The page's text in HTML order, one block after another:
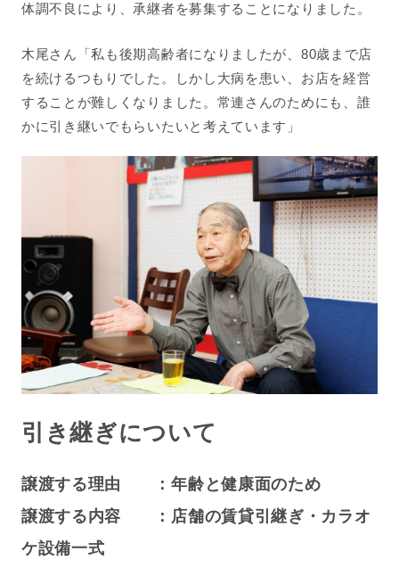
体調不良により、承継者を募集することになりました。
木尾さん「私も後期高齢者になりましたが、80歳まで店
を続けるつもりでした。しかし大病を患い、お店を経営
することが難しくなりました。常連さんのためにも、誰
かに引き継いでもらいたいと考えています 」
引き継ぎについて
譲渡する理由 ：年齢と健康面のため
譲渡する内容 ：店舗の賃貸引継ぎ・カラオ
ケ設備一式